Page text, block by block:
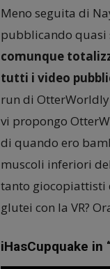
Meno seguita di
pubblicando quasi
comunque
tutti i video
run di
vi propongo
di quando ero
muscoli inferiori
tanto giocopiattisti
glutei con la VR?
iHasCupquake in